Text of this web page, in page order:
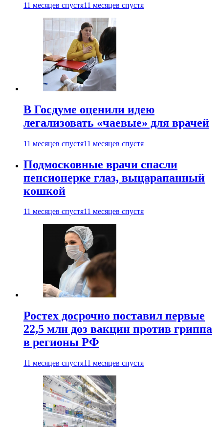
11 месяцев спустя11 месяцев спустя
В Госдуме оценили идею
легализовать «чаевые» для врачей
11 месяцев спустя11 месяцев спустя
Подмосковные врачи спасли
пенсионерке глаз, выцарапанный
кошкой
11 месяцев спустя11 месяцев спустя
Ростех досрочно поставил первые
22,5 млн доз вакцин против гриппа
в регионы РФ
11 месяцев спустя11 месяцев спустя